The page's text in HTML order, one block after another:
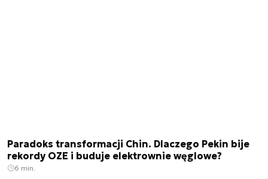
Paradoks transformacji Chin. Dlaczego Pekin bije
rekordy OZE i buduje elektrownie węglowe?
6 min.